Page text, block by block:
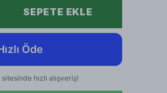
SEPETE EKLE